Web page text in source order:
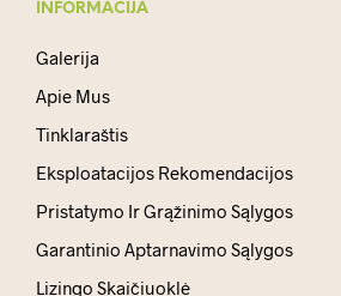
INFORMACIJA
Galerija
Apie Mus
Tinklaraštis
Eksploatacijos Rekomendacijos
Pristatymo Ir Grąžinimo Sąlygos
Garantinio Aptarnavimo Sąlygos
Lizingo Skaičiuoklė